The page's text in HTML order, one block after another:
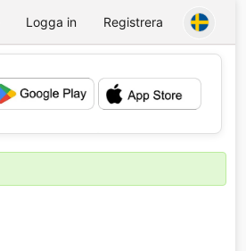
Logga in Registrera
💕